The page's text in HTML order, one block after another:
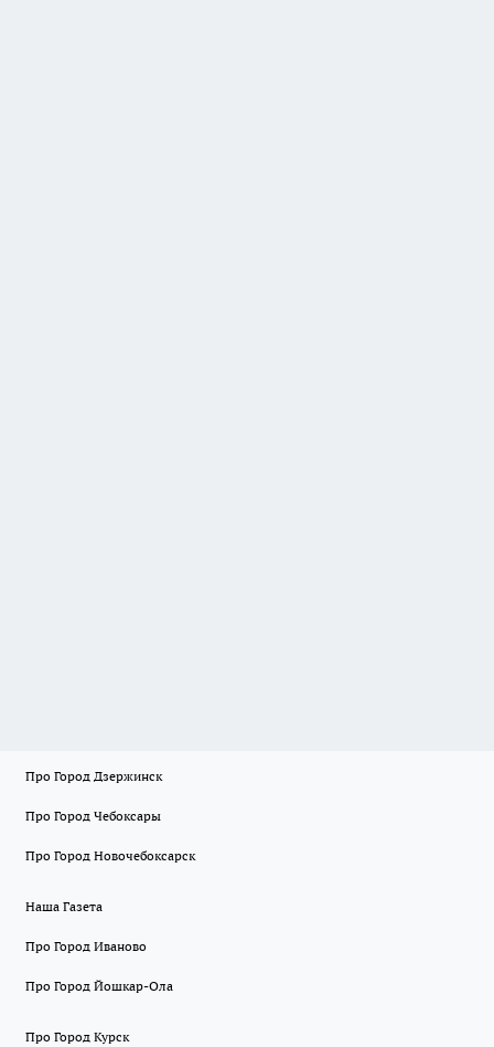
Про Город Дзержинск
Про Город Чебоксары
Про Город Новочебоксарск
Наша Газета
Про Город Иваново
Про Город Йошкар-Ола
Про Город Курск